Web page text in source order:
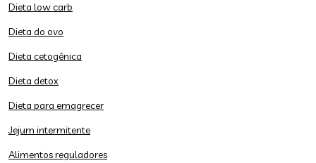
Dieta low carb
Dieta do ovo
Dieta cetogênica
Dieta detox
Dieta para emagrecer
Jejum intermitente
Alimentos reguladores